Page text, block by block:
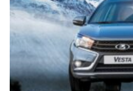
«Нетипичный АвтоВАЗ» в…